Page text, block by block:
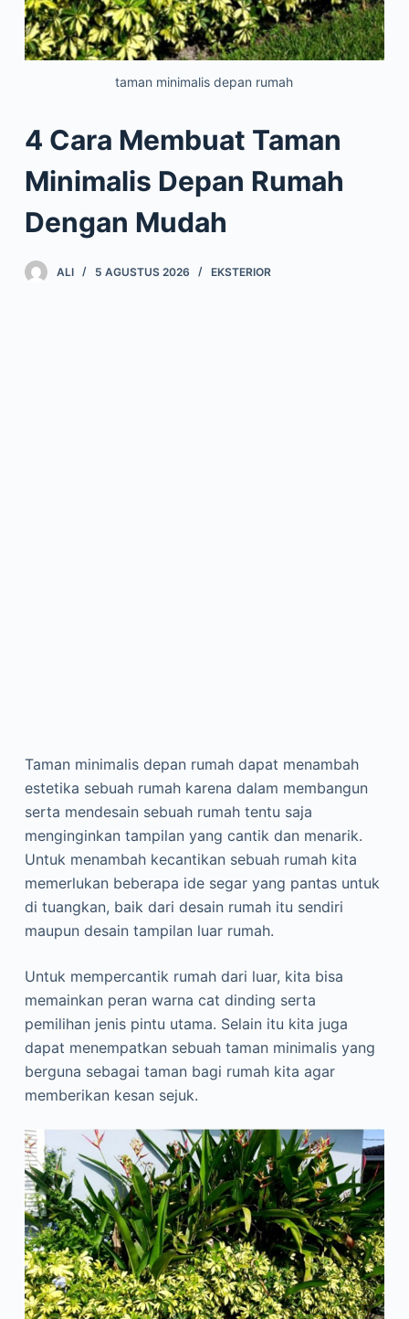
taman minimalis depan rumah
4 Cara Membuat Taman
Minimalis Depan Rumah
Dengan Mudah
ALI 5 AGUSTUS 2026 EKSTERIOR
Taman minimalis depan rumah dapat menambah
estetika sebuah rumah karena dalam membangun
serta mendesain sebuah rumah tentu saja
menginginkan tampilan yang cantik dan menarik.
Untuk menambah kecantikan sebuah rumah kita
memerlukan beberapa ide segar yang pantas untuk
di tuangkan, baik dari desain rumah itu sendiri
maupun desain tampilan luar rumah.
Untuk mempercantik rumah dari luar, kita bisa
memainkan peran warna cat dinding serta
pemilihan jenis pintu utama. Selain itu kita juga
dapat menempatkan sebuah taman minimalis yang
berguna sebagai taman bagi rumah kita agar
memberikan kesan sejuk.